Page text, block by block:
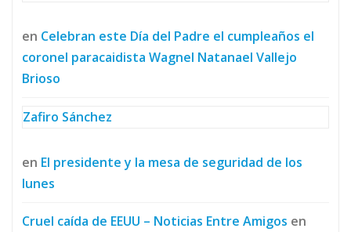
en Celebran este Día del Padre el cumpleaños el
coronel paracaidista Wagnel Natanael Vallejo
Brioso
Zafiro Sánchez
en El presidente y la mesa de seguridad de los
lunes
Cruel caída de EEUU – Noticias Entre Amigos en